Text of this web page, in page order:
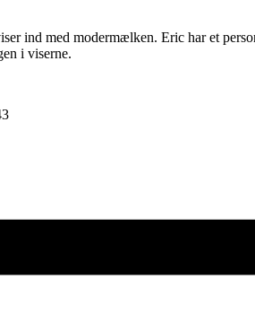
ind med modermælken. Eric har et
i viserne.